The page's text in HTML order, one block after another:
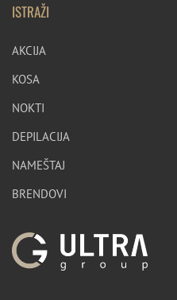
ISTRAŽI
AKCIJA
KOSA
NOKTI
DEPILACIJA
NAMEŠTAJ
BRENDOVI